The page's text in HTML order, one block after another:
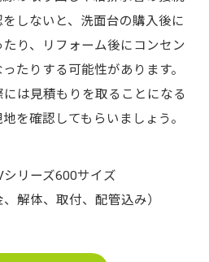
しないと、洗面台の購入後に
り、リフォーム後にコンセン
たりする可能性があります。
は見積もりを取ることになる
を確認してもらいましょう。
リーズ600サイズ
解体、取付、配管込み）